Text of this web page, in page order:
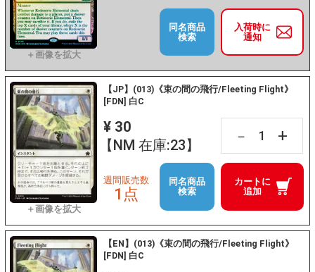
入荷時に
通知
同名商品
検索
【JP】(013)《束の間の飛行/Fleeting Flight》
[FDN] 白C
¥ 30
【NM 在庫:23】
－ +
カートに
追加
週間販売数
1点
同名商品
検索
【EN】(013)《束の間の飛行/Fleeting Flight》
[FDN] 白C